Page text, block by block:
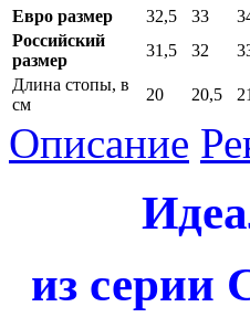
Евро размер
32,5 33
Российский
размер
31,5 32
Длина стопы, в
см
20 20,5 21
Описание
из серии